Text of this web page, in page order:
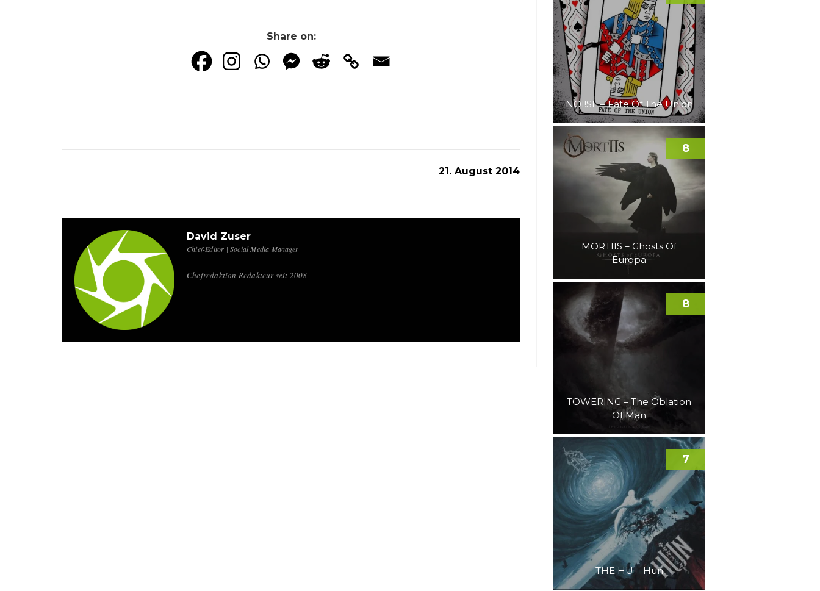
Share on:
21. August 2014
David Zuser
Chief-Editor | Social Media Manager
Chefredaktion Redakteur seit 2008
NOI!SE – Fate Of The Union
MORTIIS – Ghosts Of
Europa
8
TOWERING – The Oblation
Of Man
8
THE HU – Hun
7